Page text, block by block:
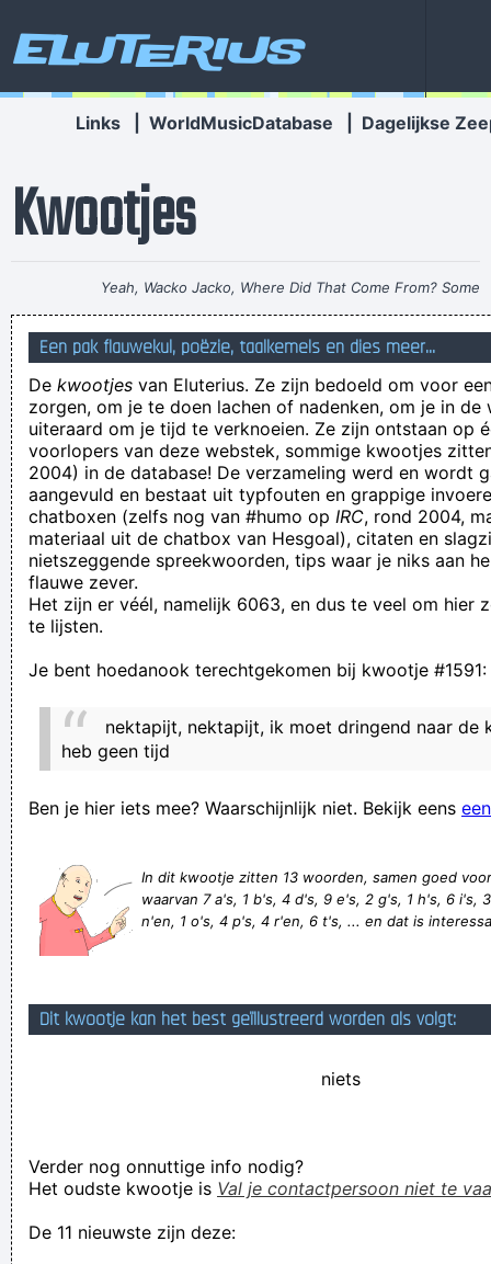
Eluterius
Links WorldMusicDatabase Dagelijkse
Kwootjes
Yeah, Wacko Jacko, Where Did That Come From? Some
English Tabloid I Have A Heart And I Have Feelings I Feel That
When You Do That To Me It´s Not Nice ~ Michael Jackson
wie het schoentje past hoeft hem niet om te ruilen
Mannen zijn beter in staand plassen, en vrouwen zijn dan
weer beter in zitten zeiken
"Religie is opium voor het volk" (Karl Marx)
Als zeep op de vloer valt, is de zeep dan vuil of de vloer dan
proper?
Wat een theater in slot! Goal van Club afgekeurd, dan
goedgekeurd en weer afgekeurd. Vormer lachte, weende,
Kevin Sorbo´s pretentieuze nichtje verkocht me meerdere
Is 1 cm rekking genoeg om gewoon lekker te batsen?
Oh bloody hell!
Czech one too. And a Czech one too.
Нoi! Ik hеb gеmеrkt dаt veеl ϳongens dе vооrkеur gevеn ааn
vakantiefoto’s verloor
(slank dus) zijn HONDERD PROCENT FAKE
Een pak flauwekul, poëzie, taalkemels en dies meer...
De kwootjes van Eluterius. Ze zijn bedoeld om voor
zorgen, om je te doen lachen of nadenken, om je in de
uiteraard om je tijd te verknoeien. Ze zijn ontstaan op
voorlopers van deze webstek, sommige kwootjes
2004) in de database! De verzameling werd en wordt
aangevuld en bestaat uit typfouten en grappige
chatboxen (zelfs nog van #humo op IRC, rond 2004,
materiaal uit de chatbox van Hesgoal), citaten en
nietszeggende spreekwoorden, tips waar je niks aan
flauwe zever.
Het zijn er véél, namelijk 6063, en dus te veel om hier
te lijsten.
Je bent hoedanook terechtgekomen bij kwootje #1591:
nektapijt, nektapijt, ik moet dringend naar de
heb geen tijd
Ben je hier iets mee? Waarschijnlijk niet. Bekijk eens
In dit kwootje zitten 13 woorden, samen goed
waarvan 7 a's, 1 b's, 4 d's, 9 e's, 2 g's, 1 h's, 6 i's,
n'en, 1 o's, 4 p's, 4 r'en, 6 t's, ... en dat is
Dit kwootje kan het best geïllustreerd worden als volgt:
niets
Verder nog onnuttige info nodig?
Het oudste kwootje is Val je contactpersoon niet te
De 11 nieuwste zijn deze: